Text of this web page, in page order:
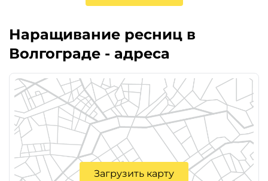
Наращивание ресниц в
Волгограде - адреса
Загрузить карту